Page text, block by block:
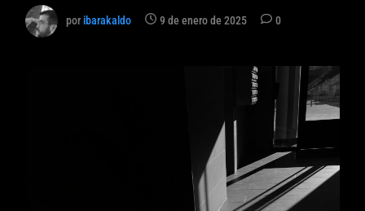
poribarakaldo 9 de enero de 2025 0